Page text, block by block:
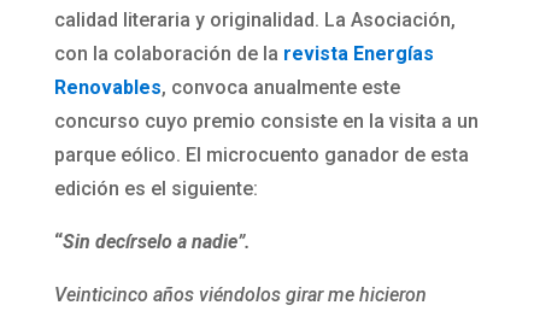
calidad literaria y originalidad. La Asociación,
con la colaboración de la revista Energías
Renovables, convoca anualmente este
concurso cuyo premio consiste en la visita a un
parque eólico. El microcuento ganador de esta
edición es el siguiente:
“Sin decírselo a nadie”.
Veinticinco años viéndolos girar me hicieron